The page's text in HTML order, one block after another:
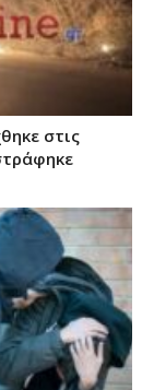
στις